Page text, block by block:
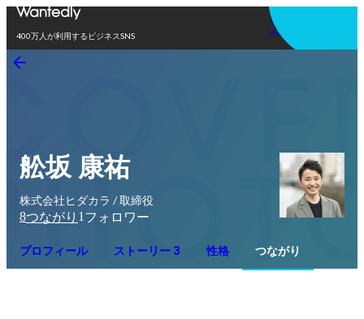
400万人が利用するビジネスSNS
アプリを使う
舩坂 康祐
株式会社ヒダカラ / 取締役
8つながり 1 フォロワー
プロフィール ストーリー 3 性格 つながり